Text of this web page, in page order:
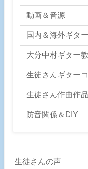
動画＆音源
国内＆海外ギタ
大分中村ギター
生徒さんギター
生徒さん作曲作品
防音関係＆DIY
生徒さんの声